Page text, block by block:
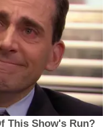
This Show's Run?